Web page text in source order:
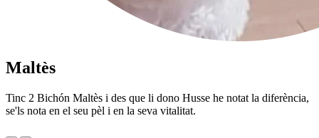
Maltès
Tinc 2 Bichón Maltès i des que li dono Husse he notat la diferència,
se'ls nota en el seu pèl i en la seva vitalitat.